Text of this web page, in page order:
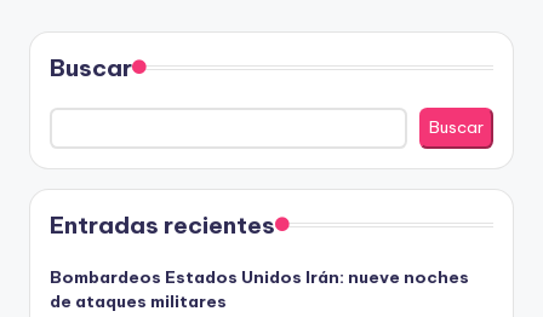
Buscar
Buscar
Entradas recientes
Bombardeos Estados Unidos Irán: nueve noches
de ataques militares